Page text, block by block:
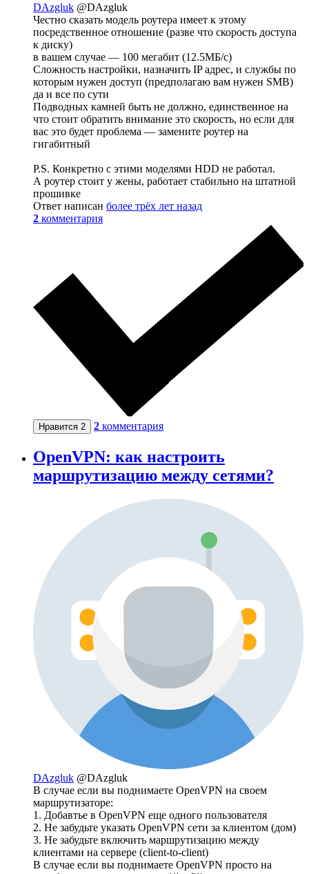
DAzgluk @DAzgluk
Честно сказать модель роутера имеет к этому
посредственное отношение (разве что скорость доступа
к диску)
в вашем случае — 100 мегабит (12.5МБ/с)
Сложность настройки, назначить IP адрес, и службы по
которым нужен доступ (предполагаю вам нужен SMB)
да и все по сути
Подводных камней быть не должно, единственное на
что стоит обратить внимание это скорость, но если для
вас это будет проблема — замените роутер на
гигабитный
P.S. Конкретно с этими моделями HDD не работал.
А роутер стоит у жены, работает стабильно на штатной
прошивке
Ответ написан более трёх лет назад
2 комментария
Нравится 2 2 комментария
OpenVPN: как настроить
маршрутизацию между сетями?
DAzgluk @DAzgluk
В случае если вы поднимаете OpenVPN на своем
маршрутизаторе:
1. Добавтье в OpenVPN еще одного пользователя
2. Не забудьте указать OpenVPN сети за клиентом (дом)
3. Не забудьте включить маршрутизацию между
клиентами на сервере (client-to-client)
В случае если вы поднимаете OpenVPN просто на